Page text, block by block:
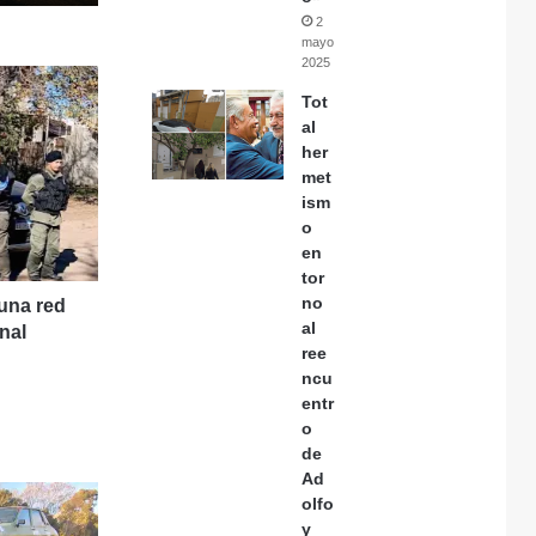
red
2
mayo,
2025
Tot
al
her
met
ism
o
en
tor
no
al
ree
ncu
entr
o
de
Ad
olfo
y